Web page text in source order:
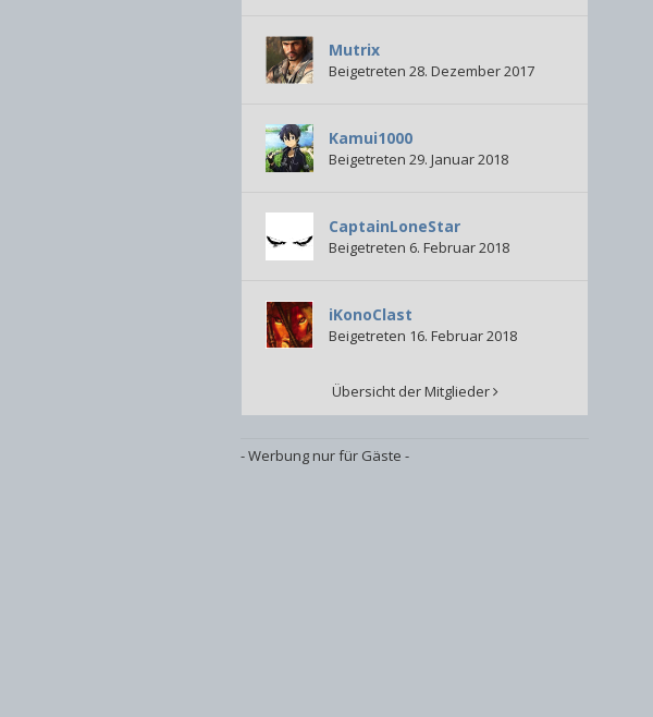
Mutrix
Beigetreten 28. Dezember 2017
Kamui1000
Beigetreten 29. Januar 2018
CaptainLoneStar
Beigetreten 6. Februar 2018
iKonoClast
Beigetreten 16. Februar 2018
Übersicht der Mitglieder
- Werbung nur für Gäste -